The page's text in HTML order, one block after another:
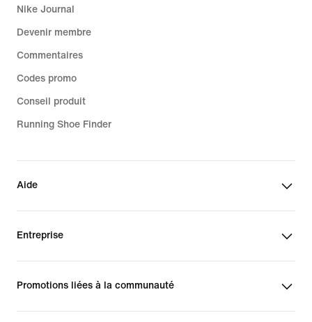
Nike Journal
Devenir membre
Commentaires
Codes promo
Conseil produit
Running Shoe Finder
Aide
Entreprise
Promotions liées à la communauté